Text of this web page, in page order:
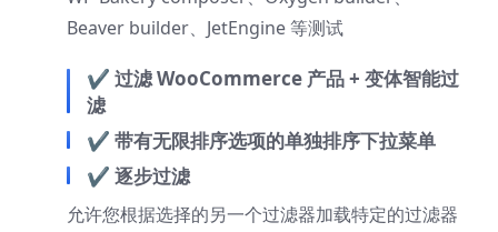
Beaver builder、JetEngine 等测试
✔ 过滤 WooCommerce 产品 + 变体智能过
滤
✔ 带有无限排序选项的单独排序下拉菜单
✔ 逐步过滤
允许您根据选择的另一个过滤器加载特定的过滤器